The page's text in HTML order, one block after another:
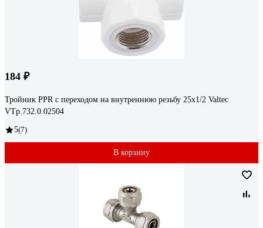
184 ₽
Тройник PPR с переходом на внутреннюю резьбу 25х1/2 Valtec
VTp.732.0.02504
5(7)
В корзину